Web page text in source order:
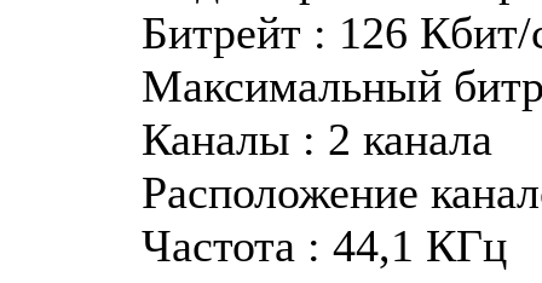
Битрейт : 126 Кбит/
Максимальный
Каналы : 2 канала
Расположение
Частота : 44,1 КГц